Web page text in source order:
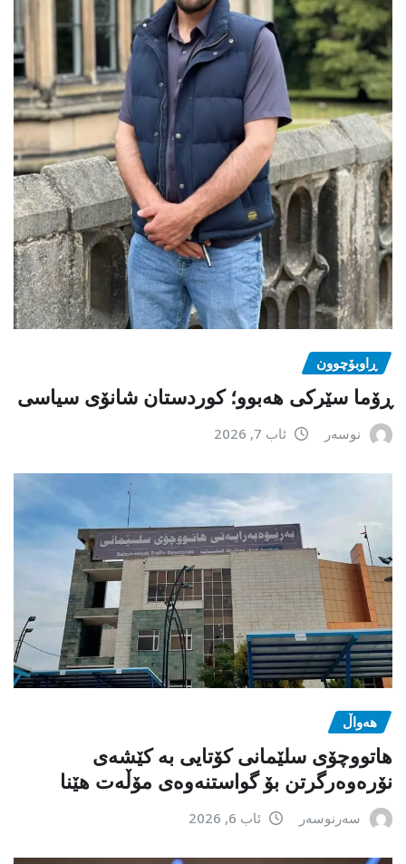
ڕاوبۆچوون
ڕۆما سێرکی هەبوو؛ کوردستان شانۆی سیاسی
نوسەر ئاب 7, 2026
هەواڵ
هاتووچۆی سلێمانی کۆتایی بە کێشەی
نۆرەوەرگرتن بۆ گواستنەوەی مۆڵەت هێنا
سەرنوسەر ئاب 6, 2026